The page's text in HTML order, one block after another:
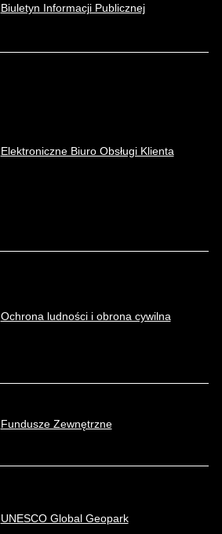
Biuletyn Informacji Publicznej
Elektroniczne Biuro Obsługi Klienta
Ochrona ludności i obrona cywilna
Fundusze Zewnętrzne
UNESCO Global Geopark